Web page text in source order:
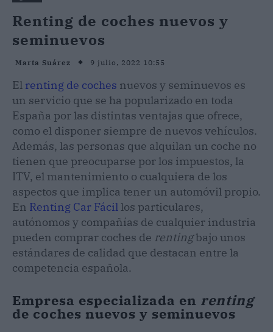
Renting de coches nuevos y
seminuevos
Marta Suárez 9 julio, 2022 10:55
El renting de coches nuevos y seminuevos es
un servicio que se ha popularizado en toda
España por las distintas ventajas que ofrece,
como el disponer siempre de nuevos vehículos.
Además, las personas que alquilan un coche no
tienen que preocuparse por los impuestos, la
ITV, el mantenimiento o cualquiera de los
aspectos que implica tener un automóvil propio.
En Renting Car Fácil los particulares,
autónomos y compañías de cualquier industria
pueden comprar coches de rentingbajo unos
estándares de calidad que destacan entre la
competencia española.
Empresa especializada en renting
de coches nuevos y seminuevos